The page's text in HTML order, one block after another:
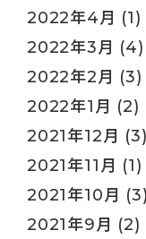
2022年4月 (1)
2022年3月 (4)
2022年2月 (3)
2022年1月 (2)
2021年12月 (3)
2021年11月 (1)
2021年10月 (3)
2021年9月 (2)